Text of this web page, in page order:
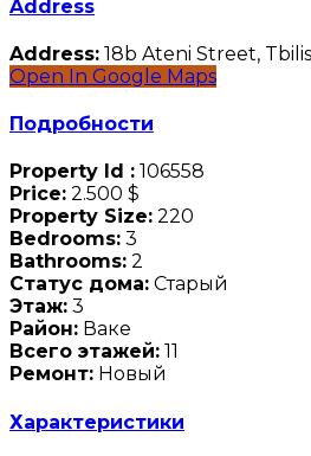
Address
Address: 18b Ateni Street,
Open In Google Maps
Подробности
Property Id : 106558
Price: 2.500 $
Property Size: 220
Bedrooms: 3
Bathrooms: 2
Статус дома: Старый
Этаж: 3
Район: Ваке
Всего этажей: 11
Ремонт: Новый
Характеристики